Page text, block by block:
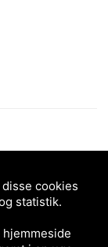
cookies
statistik.